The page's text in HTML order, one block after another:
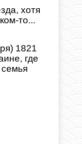
хотя
то...
1821
где